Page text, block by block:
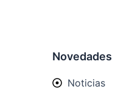
Novedades
Noticias